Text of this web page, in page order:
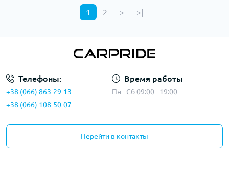
1 2 > >|
Телефоны:
+38 (066) 863-29-13
+38 (066) 108-50-07
Время работы
Пн - Сб 09:00 - 19:00
Перейти в контакты